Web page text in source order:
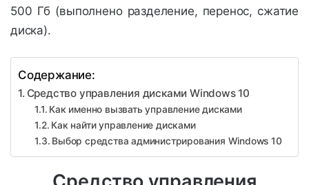
500 Гб (выполнено разделение, перенос, сжатие
диска).
Содержание:
Средство управления дисками Windows 10
Как именно вызвать управление дисками
Как найти управление дисками
Выбор средства администрирования Windows 10